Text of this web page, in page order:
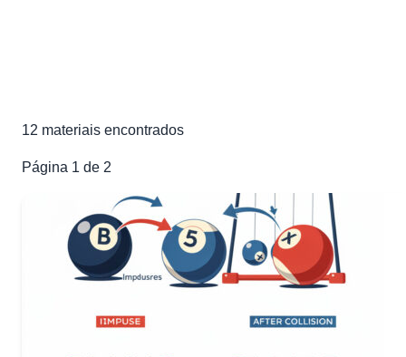
12 materiais encontrados
Página 1 de 2